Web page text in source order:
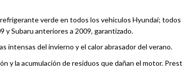
verde en todos los vehículos Hyundai;
Subaru anteriores a 2009, garantizado.
intensas del invierno y el calor abrasador del verano.
y la acumulación de residuos que dañan el motor.